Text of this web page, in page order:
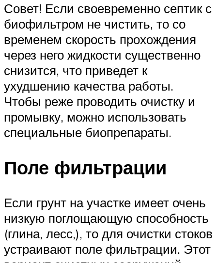
Совет! Если своевременно септик с
биофильтром не чистить, то со
временем скорость прохождения
через него жидкости существенно
снизится, что приведет к
ухудшению качества работы.
Чтобы реже проводить очистку и
промывку, можно использовать
специальные биопрепараты.
Поле фильтрации
Если грунт на участке имеет очень
низкую поглощающую способность
(глина, лесс,), то для очистки стоков
устраивают поле фильтрации. Этот